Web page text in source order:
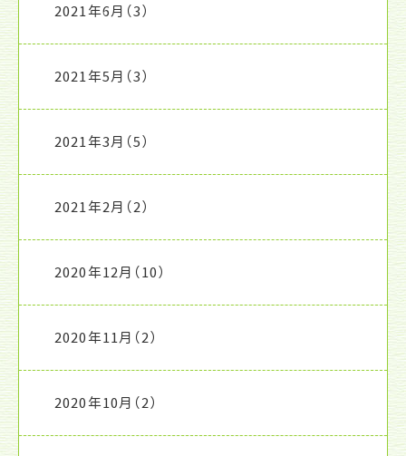
2021年6月 （3）
2021年5月 （3）
2021年3月 （5）
2021年2月 （2）
2020年12月 （10）
2020年11月 （2）
2020年10月 （2）